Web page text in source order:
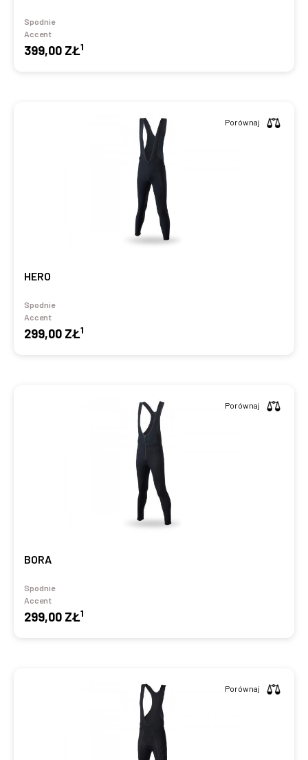
Spodnie
Accent
399,00 ZŁ1
HERO
Spodnie
Accent
299,00 ZŁ1
Porównaj
BORA
Spodnie
Accent
299,00 ZŁ1
Porównaj
Porównaj